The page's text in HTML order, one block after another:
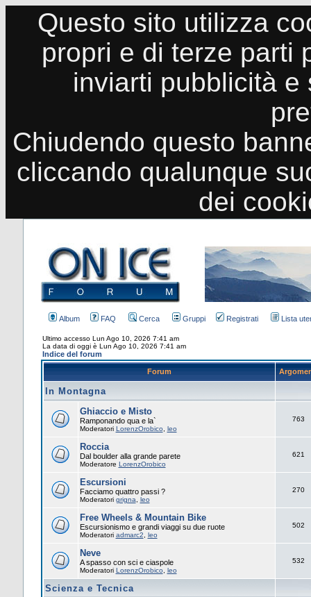
Questo sito utilizza
propri e di terze parti
inviarti pubblicità
Chiudendo questo
cliccando qualunque
dei
Album FAQ Cerca Gruppi Registrati Lista
Ultimo accesso Lun Ago 10, 2026 7:41 am
La data di oggi è Lun Ago 10, 2026 7:41 am
Indice del forum
Forum
In Montagna
Ghiaccio e Misto
Ramponando qua e la`
Moderatori LorenzOrobico leo
763
Roccia
Dal boulder alla grande parete
Moderatore LorenzOrobico
621
Escursioni
Facciamo quattro passi ?
Moderatori grigna leo
270
Free Wheels & Mountain Bike
Escursionismo e grandi viaggi su due ruote
Moderatori admarc2 leo
502
Neve
A spasso con sci e ciaspole
Moderatori LorenzOrobico leo
532
Scienza e Tecnica